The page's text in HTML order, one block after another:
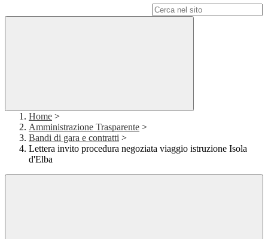
Home >
Amministrazione Trasparente >
Bandi di gara e contratti >
Lettera invito procedura negoziata viaggio istruzione Isola
d'Elba